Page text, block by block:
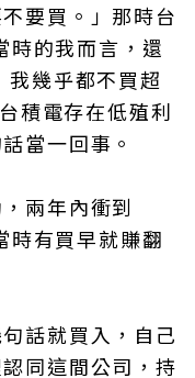
要買。」那時台
時的我而言，還
幾乎都不買超
積電存在低殖利
當一回事。
兩年內衝到
時有買早就賺翻
話就買入，自己
同這間公司，持